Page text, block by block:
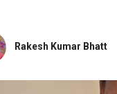
Rakesh Kumar Bhatt